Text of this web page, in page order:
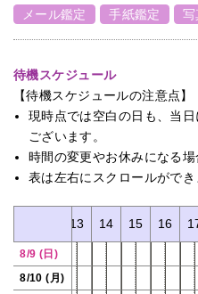
メール鑑定 手紙鑑定 写
待機スケジュール
【待機スケジュールの注意点】
現時点では空白の日も、当
ございます。
時間の変更やお休みになる場
表は左右にスクロールができ
13 14 15 16
8/9 (日)
8/10 (月)